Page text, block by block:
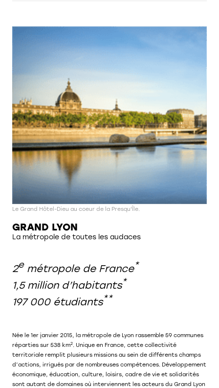
Le Grand Hôtel-Dieu au coeur de la Presqu'Île.
GRAND LYON
La métropole de toutes les audaces
2emétropole de France*
1,5 million d’habitants*
197 000 étudiants**
Née le 1er janvier 2015, la métropole de Lyon rassemble 59 communes
réparties sur 538 km2. Unique en France, cette collectivité
territoriale remplit plusieurs missions au sein de différents champs
d’actions, irrigués par de nombreuses compétences. Développement
économique, éducation, culture, loisirs, cadre de vie et solidarités
sont autant de domaines où interviennent les acteurs du Grand Lyon